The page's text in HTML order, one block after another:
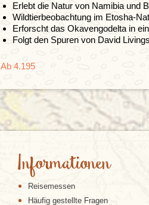
Erlebt die Natur von Namibia und
Wildtierbeobachtung im Etosha-
Erforscht das Okavengodelta in
Folgt den Spuren von David
Ab 4.195
Informationen
Reisemessen
Häufig gestellte Fragen